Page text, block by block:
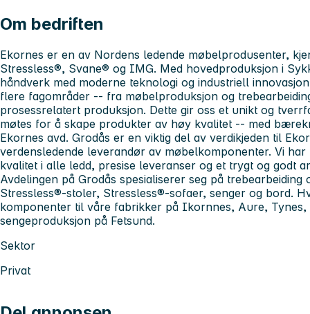
Om bedriften
Ekornes er en av Nordens ledende møbelprodusenter,
Stressless®, Svane® og IMG. Med hovedproduksjon i
håndverk med moderne teknologi og industriell
flere fagområder -- fra møbelproduksjon og
prosessrelatert produksjon. Dette gir oss et unikt og
møtes for å skape produkter av høy kvalitet -- med
Ekornes avd. Grodås er en viktig del av verdikjeden til
verdensledende leverandør av møbelkomponenter. Vi
kvalitet i alle ledd, presise leveranser og et trygt og godt
Avdelingen på Grodås spesialiserer seg på
Stressless®-stoler, Stressless®-sofaer, senger og bord.
komponenter til våre fabrikker på Ikornnes, Aure,
sengeproduksjon på Fetsund.
Sektor
Privat